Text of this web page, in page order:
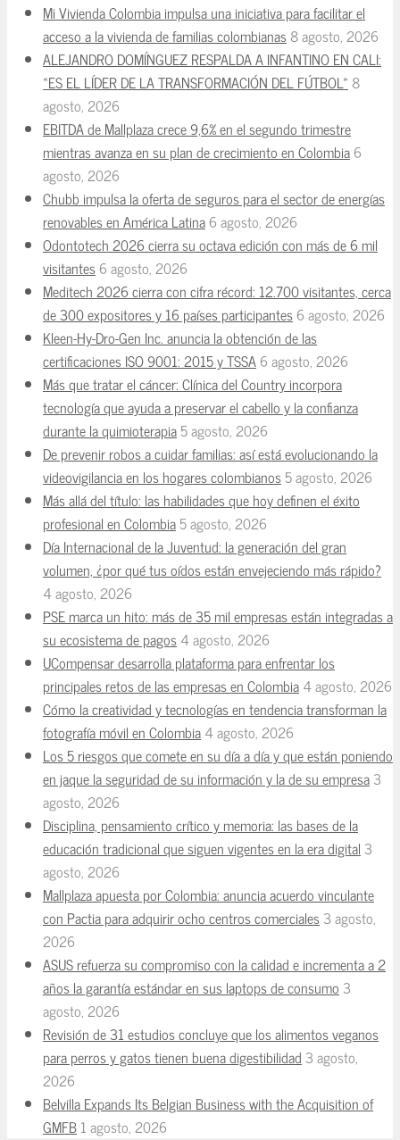
Mi Vivienda Colombia impulsa una iniciativa para facilitar el
acceso a la vivienda de familias colombianas8 agosto, 2026
ALEJANDRO DOMÍNGUEZ RESPALDA A INFANTINO EN CALI:
«ES EL LÍDER DE LA TRANSFORMACIÓN DEL FÚTBOL» 8
agosto, 2026
EBITDA de Mallplaza crece 9,6% en el segundo trimestre
mientras avanza en su plan de crecimiento en Colombia6
agosto, 2026
Chubb impulsa la oferta de seguros para el sector de energías
renovables en América Latina6 agosto, 2026
Odontotech 2026 cierra su octava edición con más de 6 mil
visitantes6 agosto, 2026
Meditech 2026 cierra con cifra récord: 12.700 visitantes, cerca
de 300 expositores y 16 países participantes6 agosto, 2026
Kleen-Hy-Dro-Gen Inc. anuncia la obtención de las
certificaciones ISO 9001: 2015 y TSSA6 agosto, 2026
Más que tratar el cáncer: Clínica del Country incorpora
tecnología que ayuda a preservar el cabello y la confianza
durante la quimioterapia5 agosto, 2026
De prevenir robos a cuidar familias: así está evolucionando la
videovigilancia en los hogares colombianos5 agosto, 2026
Más allá del título: las habilidades que hoy definen el éxito
profesional en Colombia5 agosto, 2026
Día Internacional de la Juventud: la generación del gran
volumen, ¿por qué tus oídos están envejeciendo más rápido?
4 agosto, 2026
PSE marca un hito: más de 35 mil empresas están integradas a
su ecosistema de pagos4 agosto, 2026
UCompensar desarrolla plataforma para enfrentar los
principales retos de las empresas en Colombia4 agosto, 2026
Cómo la creatividad y tecnologías en tendencia transforman la
fotografía móvil en Colombia4 agosto, 2026
Los 5 riesgos que comete en su día a día y que están poniendo
en jaque la seguridad de su información y la de su empresa3
agosto, 2026
Disciplina, pensamiento crítico y memoria: las bases de la
educación tradicional que siguen vigentes en la era digital 3
agosto, 2026
Mallplaza apuesta por Colombia: anuncia acuerdo vinculante
con Pactia para adquirir ocho centros comerciales3 agosto,
2026
ASUS refuerza su compromiso con la calidad e incrementa a 2
años la garantía estándar en sus laptops de consumo 3
agosto, 2026
Revisión de 31 estudios concluye que los alimentos veganos
para perros y gatos tienen buena digestibilidad 3 agosto,
2026
Belvilla Expands Its Belgian Business with the Acquisition of
GMFB1 agosto, 2026